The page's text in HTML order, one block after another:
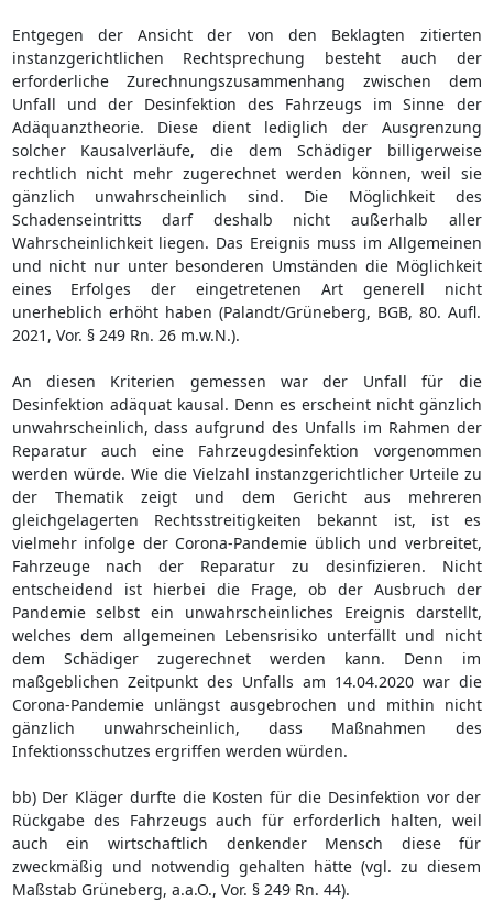
Entgegen der Ansicht der von den Beklagten zitierten
instanzgerichtlichen Rechtsprechung besteht auch der
erforderliche Zurechnungszusammenhang zwischen dem
Unfall und der Desinfektion des Fahrzeugs im Sinne der
Adäquanztheorie. Diese dient lediglich der Ausgrenzung
solcher Kausalverläufe, die dem Schädiger billigerweise
rechtlich nicht mehr zugerechnet werden können, weil sie
gänzlich unwahrscheinlich sind. Die Möglichkeit des
Schadenseintritts darf deshalb nicht außerhalb aller
Wahrscheinlichkeit liegen. Das Ereignis muss im Allgemeinen
und nicht nur unter besonderen Umständen die Möglichkeit
eines Erfolges der eingetretenen Art generell nicht
unerheblich erhöht haben (Palandt/Grüneberg, BGB, 80. Aufl.
2021, Vor. § 249 Rn. 26 m.w.N.).
An diesen Kriterien gemessen war der Unfall für die
Desinfektion adäquat kausal. Denn es erscheint nicht gänzlich
unwahrscheinlich, dass aufgrund des Unfalls im Rahmen der
Reparatur auch eine Fahrzeugdesinfektion vorgenommen
werden würde. Wie die Vielzahl instanzgerichtlicher Urteile zu
der Thematik zeigt und dem Gericht aus mehreren
gleichgelagerten Rechtsstreitigkeiten bekannt ist, ist es
vielmehr infolge der Corona-Pandemie üblich und verbreitet,
Fahrzeuge nach der Reparatur zu desinfizieren. Nicht
entscheidend ist hierbei die Frage, ob der Ausbruch der
Pandemie selbst ein unwahrscheinliches Ereignis darstellt,
welches dem allgemeinen Lebensrisiko unterfällt und nicht
dem Schädiger zugerechnet werden kann. Denn im
maßgeblichen Zeitpunkt des Unfalls am 14.04.2020 war die
Corona-Pandemie unlängst ausgebrochen und mithin nicht
gänzlich unwahrscheinlich, dass Maßnahmen des
Infektionsschutzes ergriffen werden würden.
bb) Der Kläger durfte die Kosten für die Desinfektion vor der
Rückgabe des Fahrzeugs auch für erforderlich halten, weil
auch ein wirtschaftlich denkender Mensch diese für
zweckmäßig und notwendig gehalten hätte (vgl. zu diesem
Maßstab Grüneberg, a.a.O., Vor. § 249 Rn. 44).